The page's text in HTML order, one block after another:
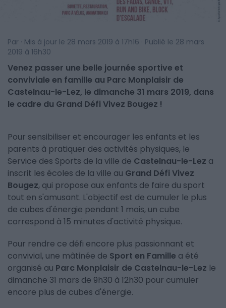
Par · Mis à jour le 28 mars 2019 à 17h16 · Publié le 28 mars
2019 à 16h30
Venez passer une belle journée sportive et
conviviale en famille au Parc Monplaisir de
Castelnau-le-Lez, le dimanche 31 mars 2019, dans
le cadre du Grand Défi Vivez Bougez !
Pour sensibiliser et encourager les enfants et les
parents à pratiquer des activités physiques, le
Service des Sports de la ville de Castelnau-le-Lez a
inscrit les écoles de la ville au Grand Défi Vivez
Bougez, qui propose aux enfants de faire du sport
tout en s'amusant. L'objectif est de cumuler le plus
de cubes d'énergie pendant 1 mois, un cube
correspond à 15 minutes d'activité physique.
Pour rendre ce défi encore plus passionnant et
convivial, une mâtinée de Sport en Famille a été
organisé au Parc Monplaisir de Castelnau-le-Lez le
dimanche 31 mars de 9h30 à 12h30 pour cumuler
encore plus de cubes d'énergie.